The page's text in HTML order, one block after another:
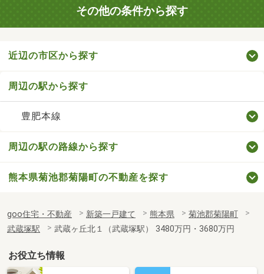
その他の条件から探す
近辺の市区から探す
周辺の駅から探す
豊肥本線
周辺の駅の路線から探す
熊本県菊池郡菊陽町の不動産を探す
goo住宅・不動産 新築一戸建て 熊本県
菊池郡菊陽町
武蔵塚駅
武蔵ヶ丘北１（武蔵塚駅） 3480万円・3680万円
お役立ち情報